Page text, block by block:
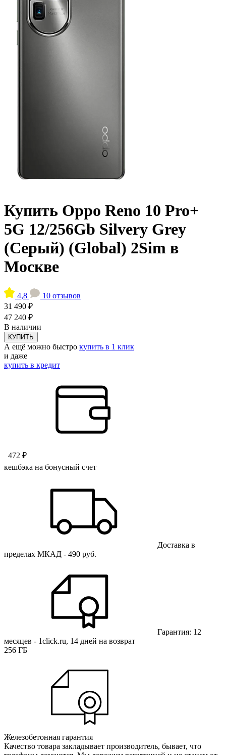
Купить Oppo Reno 10 Pro+
5G 12/256Gb Silvery Grey
(Серый) (Global) 2Sim в
Москве
4,8
10 отзывов
31 490 ₽
47 240 ₽
В наличии
КУПИТЬ
А ещё можно быстро купить в 1 клик
и даже
купить в кредит
472 ₽
кешбэка на бонусный счет
Доставка в
пределах МКАД - 490 руб.
Гарантия: 12
месяцев - 1click.ru, 14 дней на возврат
256 ГБ
Железобетонная гарантия
Качество товара закладывает производитель, бывает, что